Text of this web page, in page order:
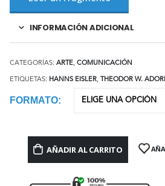
INFORMACIÓN ADICIONAL
CATEGORÍAS: ARTE, COMUNICACIÓN
ETIQUETAS: HANNS EISLER, THEODOR W.
FORMATO
AÑADIR AL CARRITO